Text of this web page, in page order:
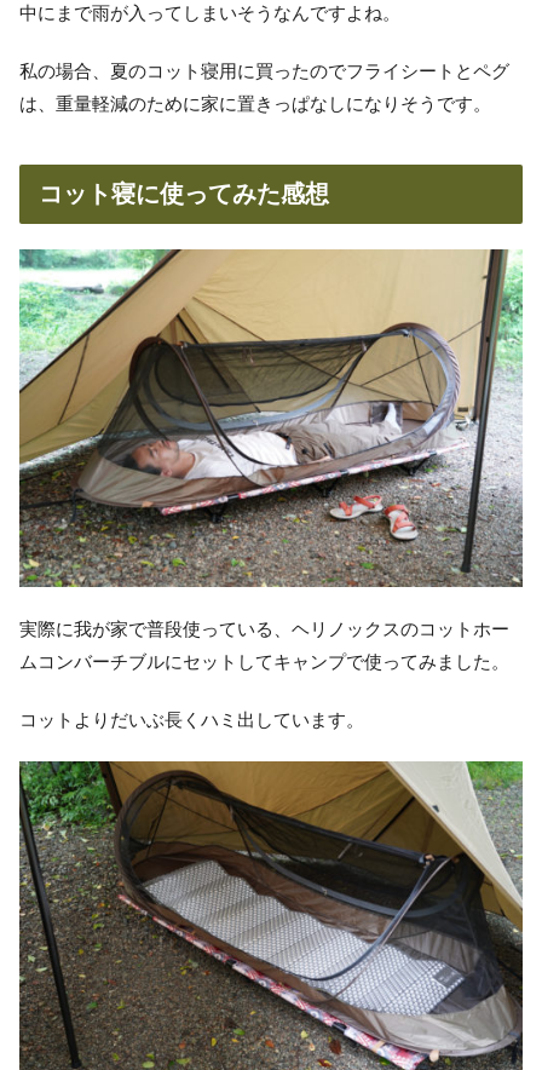
中にまで雨が入ってしまいそうなんですよね。
私の場合、夏のコット寝用に買ったのでフライシートとペグ
は、重量軽減のために家に置きっぱなしになりそうです。
コット寝に使ってみた感想
実際に我が家で普段使っている、ヘリノックスのコットホー
ムコンバーチブルにセットしてキャンプで使ってみました。
コットよりだいぶ長くハミ出しています。